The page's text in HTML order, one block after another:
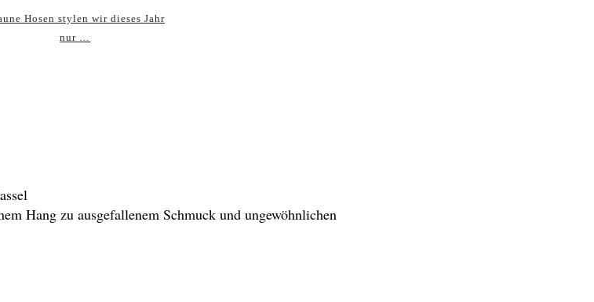
Hosen stylen wir dieses Jahr
nur …
Hang zu ausgefallenem Schmuck und ungewöhnlichen